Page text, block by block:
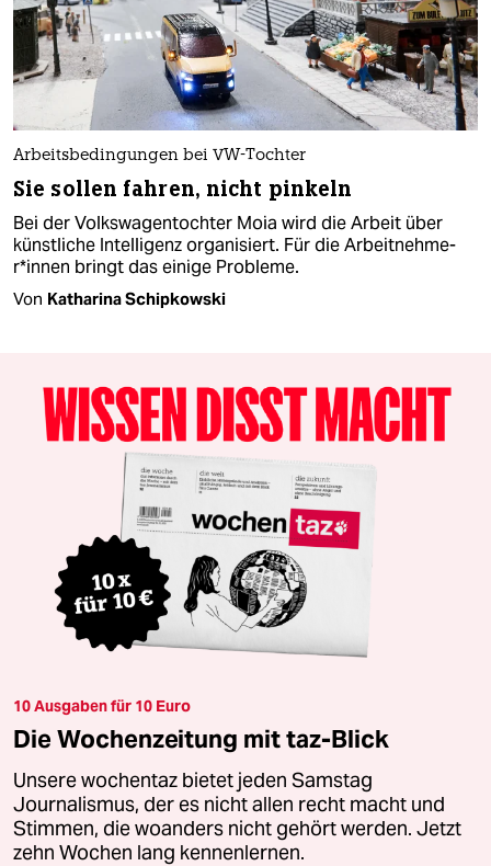
Arbeitsbedingungen bei VW-Tochter
Sie sollen fahren, nicht pinkeln
Bei der Volkswagentochter Moia wird die Arbeit über
künstliche Intelligenz organisiert. Für die Ar­beit­neh­me­
r*in­nen bringt das einige Probleme.
Von Katharina Schipkowski
10 Ausgaben für 10 Euro
Die Wochenzeitung mit taz-Blick
Unsere wochentaz bietet jeden Samstag
Journalismus, der es nicht allen recht macht und
Stimmen, die woanders nicht gehört werden. Jetzt
zehn Wochen lang kennenlernen.